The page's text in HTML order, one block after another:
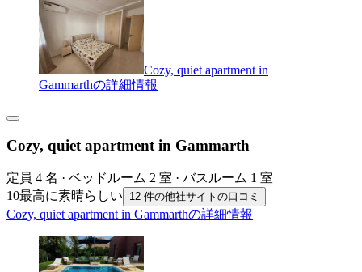
Cozy, quiet apartment in
Gammarthの詳細情報
Cozy, quiet apartment in Gammarth
定員 4 名 · ベッドルーム 2 室 · バスルーム 1 室
10最高に素晴らしい 12 件の他社サイトの口コミ
Cozy, quiet apartment in Gammarthの詳細情報